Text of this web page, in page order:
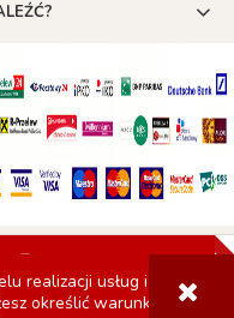
realizacji usług i
określić warunki
STRONY